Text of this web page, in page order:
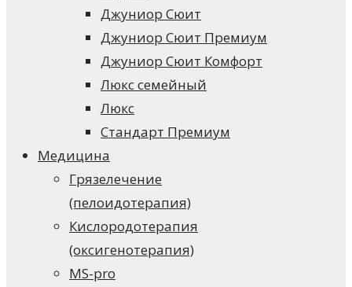
Джуниор Сюит
Джуниор Сюит Премиум
Джуниор Сюит Комфорт
Люкс семейный
Люкс
Стандарт Премиум
Медицина
Грязелечение
(пелоидотерапия)
Кислородотерапия
(оксигенотерапия)
MS-pro